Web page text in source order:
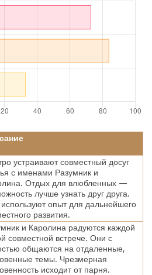
устраивают совместный досуг
с именами Разумник и
Отдых для влюбленных —
лучше узнать друг друга.
опыт для дальнейшего
развития.
и Каролина радуются каждой
совместной встрече. Они с
общаются на отдаленные,
темы. Чрезмерная
исходит от парня.